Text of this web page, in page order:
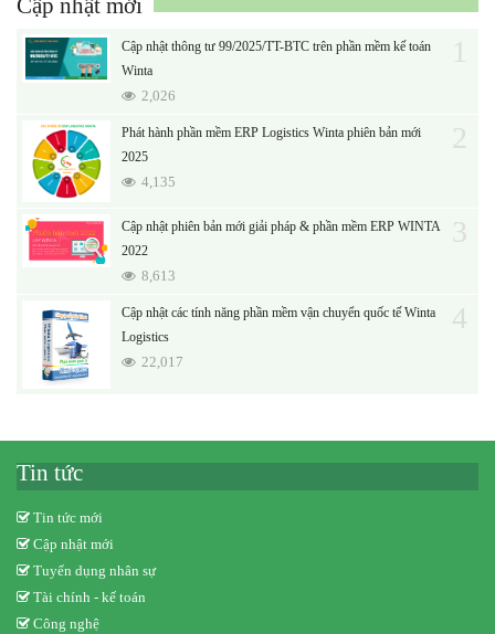
Cập nhật thông tư 99/2025/TT-BTC trên phần mềm kế toán
Winta
2,026
1
Phát hành phần mềm ERP Logistics Winta phiên bản mới
2025
4,135
2
Cập nhật phiên bản mới giải pháp & phần mềm ERP WINTA
2022
8,613
3
Cập nhật các tính năng phần mềm vận chuyển quốc tế Winta
Logistics
22,017
4
Tin tức
Tin tức mới
Cập nhật mới
Tuyển dụng nhân sự
Tài chính - kế toán
Công nghệ